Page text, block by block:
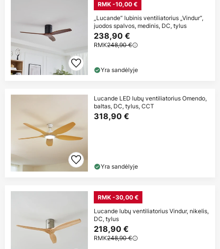
RMK -10,00 €
„Lucande“ lubinis ventiliatorius „Vindur“,
juodos spalvos, medinis, DC, tylus
238,90 €
RMK248,90 €
Yra sandėlyje
Lucande LED lubų ventiliatorius Omendo,
baltas, DC, tylus, CCT
318,90 €
Yra sandėlyje
RMK -30,00 €
Lucande lubų ventiliatorius Vindur, nikelis,
DC, tylus
218,90 €
RMK248,90 €